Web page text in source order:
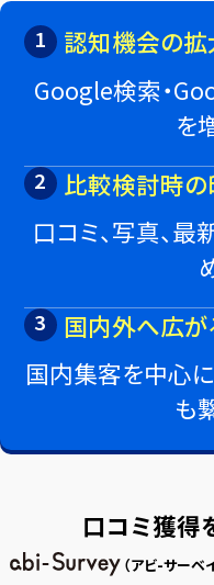
1
認知機会の拡
Google検索・
を
2
比較検討時
口コミ、写真、最
3
国内外へ広
国内集客を中心に
も
口コミ獲得
（アビ-サーベ